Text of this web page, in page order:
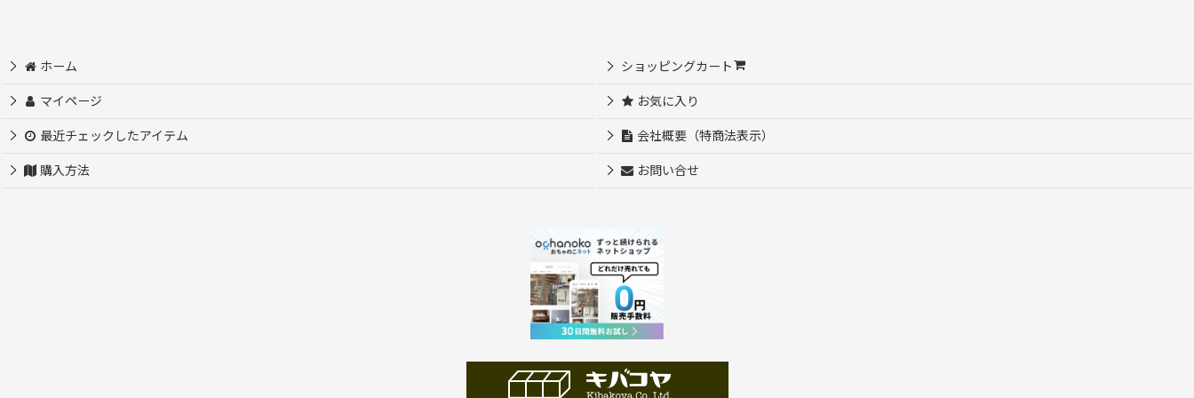
ホーム ショッピングカート
マイページ お気に入り
最近チェックしたアイテム 会社概要（特商法表示）
購入方法 お問い合せ